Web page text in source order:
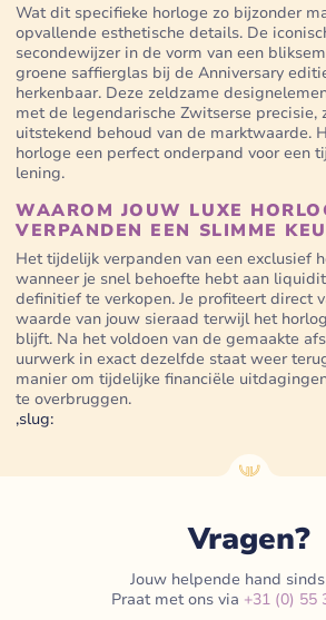
Wat dit specifieke horloge zo bijzonder
opvallende esthetische details. De
secondewijzer in de vorm van een
groene saffierglas bij de Anniversary
herkenbaar. Deze zeldzame
met de legendarische Zwitserse precisie,
uitstekend behoud van de marktwaarde.
horloge een perfect onderpand voor een
lening.
WAAROM JOUW LUXE
VERPANDEN EEN SLIMME
Het tijdelijk verpanden van een exclusief
wanneer je snel behoefte hebt aan
definitief te verkopen. Je profiteert direct
waarde van jouw sieraad terwijl het
blijft. Na het voldoen van de gemaakte
uurwerk in exact dezelfde staat weer
manier om tijdelijke financiële
te overbruggen.
,slug:
Vragen?
Jouw helpende hand
Praat met ons via +31 (0) 55